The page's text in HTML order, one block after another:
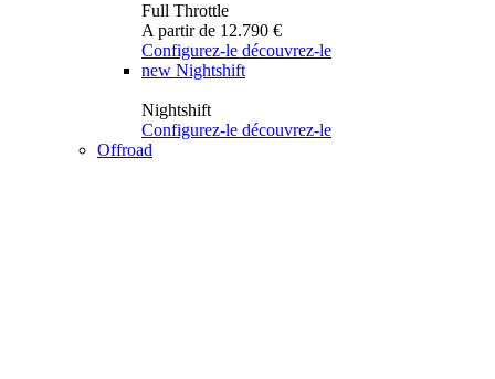
Full Throttle
A partir de 12.790 €
Configurez-le découvrez-le
new Nightshift
Nightshift
Configurez-le découvrez-le
Offroad